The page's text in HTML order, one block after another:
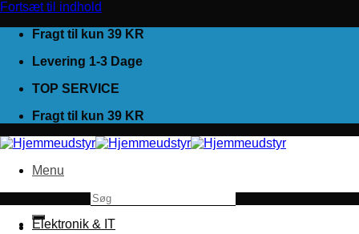
Fortsæt til indhold
Fragt til kun 39 KR
Levering 1-3 Dage
TOP SERVICE
Fragt til kun 39 KR
Menu
Elektronik & IT